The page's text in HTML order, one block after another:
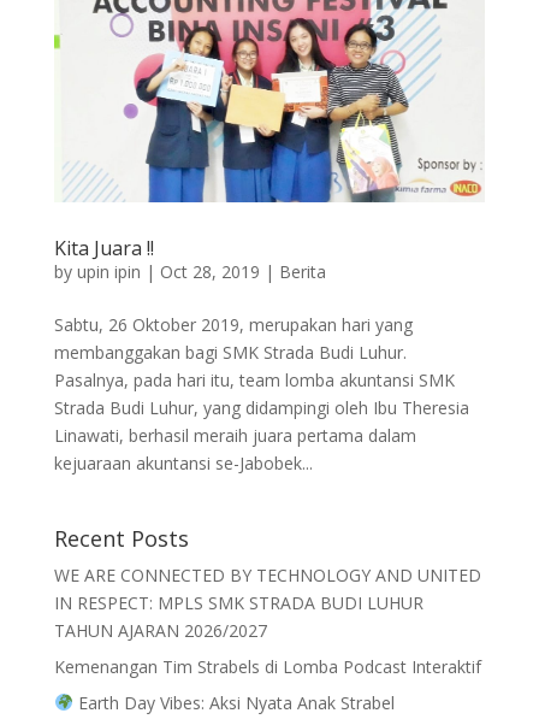
Kita Juara !!
by upin ipin | Oct 28, 2019 | Berita
Sabtu, 26 Oktober 2019, merupakan hari yang
membanggakan bagi SMK Strada Budi Luhur.
Pasalnya, pada hari itu, team lomba akuntansi SMK
Strada Budi Luhur, yang didampingi oleh Ibu Theresia
Linawati, berhasil meraih juara pertama dalam
kejuaraan akuntansi se-Jabobek...
Recent Posts
WE ARE CONNECTED BY TECHNOLOGY AND UNITED
IN RESPECT: MPLS SMK STRADA BUDI LUHUR
TAHUN AJARAN 2026/2027
Kemenangan Tim Strabels di Lomba Podcast Interaktif
Earth Day Vibes: Aksi Nyata Anak Strabel